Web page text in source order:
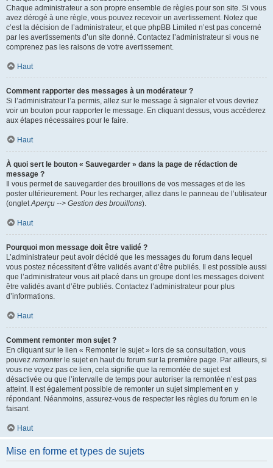
Chaque administrateur a son propre ensemble de règles pour son site. Si vous
avez dérogé à une règle, vous pouvez recevoir un avertissement. Notez que
c’est la décision de l’administrateur, et que phpBB Limited n’est pas concerné
par les avertissements d’un site donné. Contactez l’administrateur si vous ne
comprenez pas les raisons de votre avertissement.
Haut
Comment rapporter des messages à un modérateur ?
Si l’administrateur l’a permis, allez sur le message à signaler et vous devriez
voir un bouton pour rapporter le message. En cliquant dessus, vous accéderez
aux étapes nécessaires pour le faire.
Haut
À quoi sert le bouton « Sauvegarder » dans la page de rédaction de
message ?
Il vous permet de sauvegarder des brouillons de vos messages et de les
poster ultérieurement. Pour les recharger, allez dans le panneau de l’utilisateur
(ongletAperçu --> Gestion des brouillons).
Haut
Pourquoi mon message doit être validé ?
L’administrateur peut avoir décidé que les messages du forum dans lequel
vous postez nécessitent d’être validés avant d’être publiés. Il est possible aussi
que l’administrateur vous ait placé dans un groupe dont les messages doivent
être validés avant d’être publiés. Contactez l’administrateur pour plus
d’informations.
Haut
Comment remonter mon sujet ?
En cliquant sur le lien « Remonter le sujet » lors de sa consultation, vous
pouvez remonterle sujet en haut du forum sur la première page. Par ailleurs, si
vous ne voyez pas ce lien, cela signifie que la remontée de sujet est
désactivée ou que l’intervalle de temps pour autoriser la remontée n’est pas
atteint. Il est également possible de remonter un sujet simplement en y
répondant. Néanmoins, assurez-vous de respecter les règles du forum en le
faisant.
Haut
Mise en forme et types de sujets